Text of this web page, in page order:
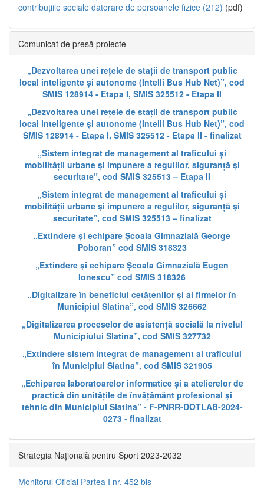
contribuțiile sociale datorare de persoanele fizice (212) (pdf)
Comunicat de presă proiecte
„Dezvoltarea unei rețele de stații de transport public
local inteligente și autonome (Intelli Bus Hub Net)”, cod
SMIS 128914 - Etapa I, SMIS 325512 - Etapa II
„Dezvoltarea unei rețele de stații de transport public
local inteligente și autonome (Intelli Bus Hub Net)”, cod
SMIS 128914 - Etapa I, SMIS 325512 - Etapa II - finalizat
„Sistem integrat de management al traficului și
mobilității urbane și impunere a regulilor, siguranță și
securitate”, cod SMIS 325513 – Etapa II
„Sistem integrat de management al traficului și
mobilității urbane și impunere a regulilor, siguranță și
securitate”, cod SMIS 325513 – finalizat
„Extindere și echipare Școala Gimnazială George
Poboran” cod SMIS 318323
„Extindere și echipare Școala Gimnazială Eugen
Ionescu” cod SMIS 318326
„Digitalizare în beneficiul cetățenilor și al firmelor în
Municipiul Slatina”, cod SMIS 326662
„Digitalizarea proceselor de asistență socială la nivelul
Municipiului Slatina”, cod SMIS 327732
„Extindere sistem integrat de management al traficului
în Municipiul Slatina”, cod SMIS 321905
„Echiparea laboratoarelor informatice și a atelierelor de
practică din unitățile de învățământ profesional și
tehnic din Municipiul Slatina” - F-PNRR-DOTLAB-2024-
0273 - finalizat
Strategia Națională pentru Sport 2023-2032
Monitorul Oficial Partea I nr. 452 bis